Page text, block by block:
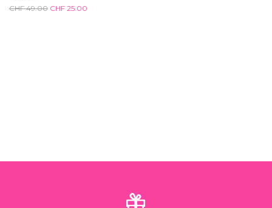
CHF49.00 CHF 25.00